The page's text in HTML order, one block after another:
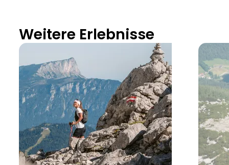
Weitere Erlebnisse